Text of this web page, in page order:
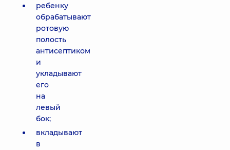
ребенку
обрабатывают
ротовую
полость
антисептиком
и
укладывают
его
на
левый
бок;
вкладывают
в